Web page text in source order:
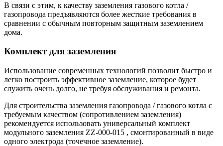
В связи с этим, к качеству заземления газового котла /
газопровода предъявляются более жесткие требования в
сравнении с обычным повторным защитным заземлением
дома.
Комплект для заземления
Использование современных технологий позволит быстро и
легко построить эффективное заземление, которое будет
служить очень долго, не требуя обслуживания и ремонта.
Для строительства заземления газопровода / газового котла с
требуемым качеством (сопротивлением заземления)
рекомендуется использовать универсальный комплект
модульного заземления ZZ-000-015 , смонтированный в виде
одного электрода (точечное заземление).